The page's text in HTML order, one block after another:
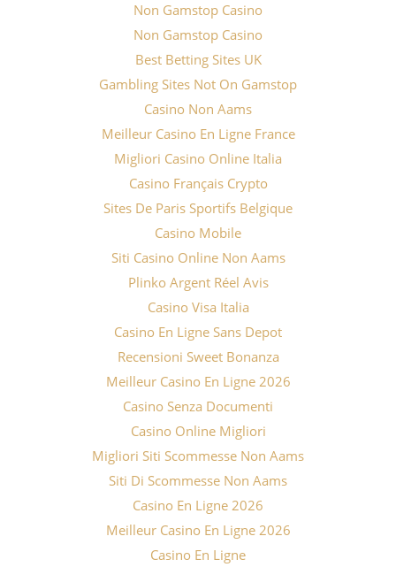
Non Gamstop Casino
Non Gamstop Casino
Best Betting Sites UK
Gambling Sites Not On Gamstop
Casino Non Aams
Meilleur Casino En Ligne France
Migliori Casino Online Italia
Casino Français Crypto
Sites De Paris Sportifs Belgique
Casino Mobile
Siti Casino Online Non Aams
Plinko Argent Réel Avis
Casino Visa Italia
Casino En Ligne Sans Depot
Recensioni Sweet Bonanza
Meilleur Casino En Ligne 2026
Casino Senza Documenti
Casino Online Migliori
Migliori Siti Scommesse Non Aams
Siti Di Scommesse Non Aams
Casino En Ligne 2026
Meilleur Casino En Ligne 2026
Casino En Ligne